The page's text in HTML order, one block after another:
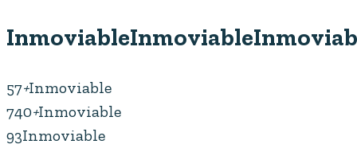
57+Inmoviable
740+Inmoviable
93Inmoviable